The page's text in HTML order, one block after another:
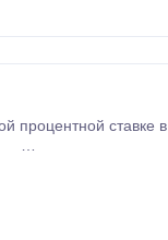
процентной ставке в